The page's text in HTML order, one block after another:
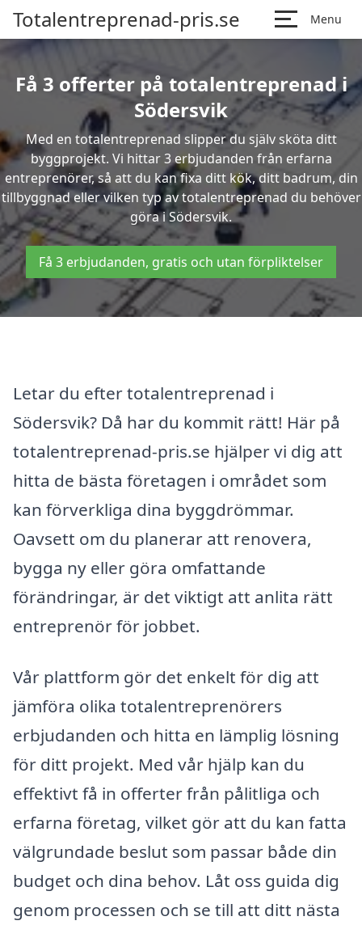
Totalentreprenad-pris.se Menu
Få 3 offerter på totalentreprenad i
Södersvik
Med en totalentreprenad slipper du själv sköta ditt
byggprojekt. Vi hittar 3 erbjudanden från erfarna
entreprenörer, så att du kan fixa ditt kök, ditt badrum, din
tillbyggnad eller vilken typ av totalentreprenad du behöver
göra i Södersvik.
Få 3 erbjudanden, gratis och utan förpliktelser
Letar du efter totalentreprenad i
Södersvik? Då har du kommit rätt! Här på
totalentreprenad-pris.se hjälper vi dig att
hitta de bästa företagen i området som
kan förverkliga dina byggdrömmar.
Oavsett om du planerar att renovera,
bygga ny eller göra omfattande
förändringar, är det viktigt att anlita rätt
entreprenör för jobbet.
Vår plattform gör det enkelt för dig att
jämföra olika totalentreprenörers
erbjudanden och hitta en lämplig lösning
för ditt projekt. Med vår hjälp kan du
effektivt få in offerter från pålitliga och
erfarna företag, vilket gör att du kan fatta
välgrundade beslut som passar både din
budget och dina behov. Låt oss guida dig
genom processen och se till att ditt nästa